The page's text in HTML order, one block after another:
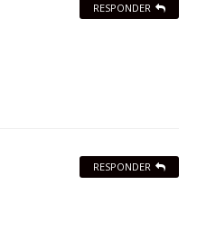
RESPONDER
RESPONDER